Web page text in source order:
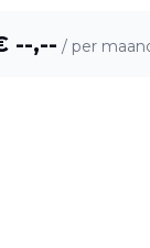
--,-- / per